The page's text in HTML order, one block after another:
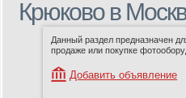
Крюково в
Данный раздел предназначен
продаже или покупке
Добавить объявление